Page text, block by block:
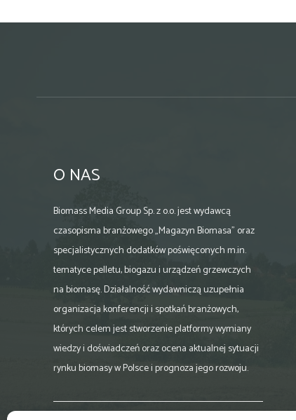
O NAS
Biomass Media Group Sp. z o.o. jest wydawcą
czasopisma branżowego „Magazyn Biomasa” oraz
specjalistycznych dodatków poświęconych m.in.
tematyce pelletu, biogazu i urządzeń grzewczych
na biomasę. Działalność wydawniczą uzupełnia
organizacja konferencji i spotkań branżowych,
których celem jest stworzenie platformy wymiany
wiedzy i doświadczeń oraz ocena aktualnej sytuacji
rynku biomasy w Polsce i prognoza jego rozwoju.